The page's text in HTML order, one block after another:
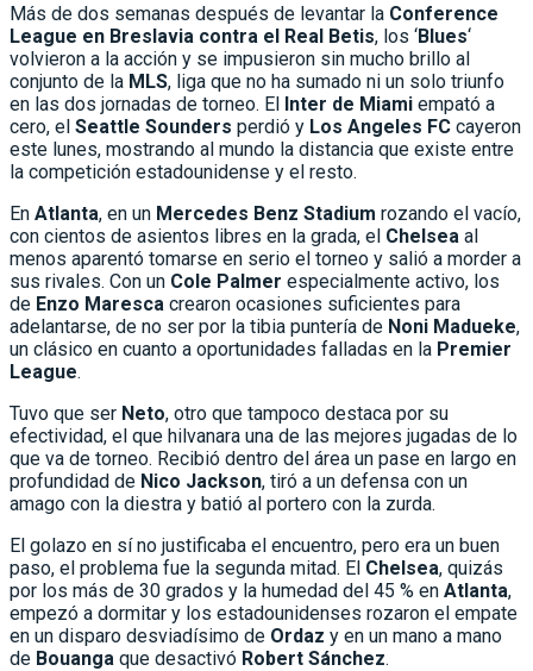
Más de dos semanas después de levantar la Conference
League en Breslavia contra el Real Betis, los ‘Blues‘
volvieron a la acción y se impusieron sin mucho brillo al
conjunto de la MLS, liga que no ha sumado ni un solo triunfo
en las dos jornadas de torneo. El Inter de Miami empató a
cero, el Seattle Sounders perdió y Los Angeles FC cayeron
este lunes, mostrando al mundo la distancia que existe entre
la competición estadounidense y el resto.
En Atlanta, en un Mercedes Benz Stadium rozando el vacío,
con cientos de asientos libres en la grada, el Chelsea al
menos aparentó tomarse en serio el torneo y salió a morder a
sus rivales. Con un Cole Palmer especialmente activo, los
de Enzo Maresca crearon ocasiones suficientes para
adelantarse, de no ser por la tibia puntería de Noni Madueke,
un clásico en cuanto a oportunidades falladas en la Premier
League.
Tuvo que ser Neto, otro que tampoco destaca por su
efectividad, el que hilvanara una de las mejores jugadas de lo
que va de torneo. Recibió dentro del área un pase en largo en
profundidad de Nico Jackson, tiró a un defensa con un
amago con la diestra y batió al portero con la zurda.
El golazo en sí no justificaba el encuentro, pero era un buen
paso, el problema fue la segunda mitad. El Chelsea, quizás
por los más de 30 grados y la humedad del 45 % en Atlanta,
empezó a dormitar y los estadounidenses rozaron el empate
en un disparo desviadísimo de Ordaz y en un mano a mano
de Bouanga que desactivó Robert Sánchez.